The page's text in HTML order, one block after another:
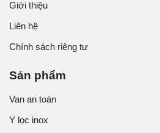
Giới thiệu
Liên hệ
Chính sách riêng tư
Sản phẩm
Van an toàn
Y lọc inox